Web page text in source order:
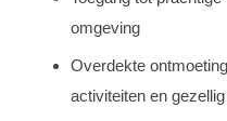
omgeving
Overdekte
activiteiten en